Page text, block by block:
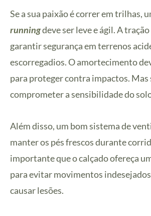
Se a sua paixão é correr em trilhas,
runningdeve ser leve e ágil. A
garantir segurança em terrenos
escorregadios. O amortecimento
para proteger contra impactos. Mas
comprometer a sensibilidade do
Além disso, um bom sistema de
manter os pés frescos durante
importante que o calçado ofereça
para evitar movimentos
causar lesões.